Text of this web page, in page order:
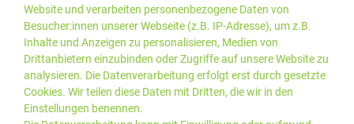
Website und verarbeiten personenbezogene Daten von
Besucher:innen unserer Webseite (z.B. IP-Adresse), um z.B.
Inhalte und Anzeigen zu personalisieren, Medien von
Drittanbietern einzubinden oder Zugriffe auf unsere Website zu
analysieren. Die Datenverarbeitung erfolgt erst durch gesetzte
Cookies. Wir teilen diese Daten mit Dritten, die wir in den
Einstellungen benennen.